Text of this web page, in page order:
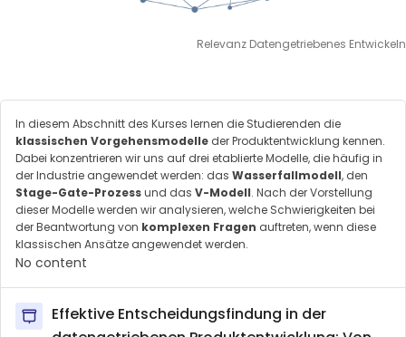
Relevanz Datengetriebenes Entwickeln
In diesem Abschnitt des Kurses lernen die Studierenden die
klassischen Vorgehensmodelle der Produktentwicklung kennen.
Dabei konzentrieren wir uns auf drei etablierte Modelle, die häufig in
der Industrie angewendet werden: das Wasserfallmodell, den
Stage-Gate-Prozessund das V-Modell. Nach der Vorstellung
dieser Modelle werden wir analysieren, welche Schwierigkeiten bei
der Beantwortung von komplexen Fragen auftreten, wenn diese
klassischen Ansätze angewendet werden.
No content
Effektive Entscheidungsfindung in der